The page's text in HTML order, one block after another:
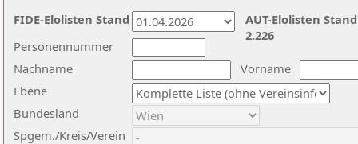
Nachname
Vorname
Ebene
Personennummer
Bundesland
Spgem./Kreis/Verein
AUT-Elolisten
2.226
FIDE-Elolisten Stand